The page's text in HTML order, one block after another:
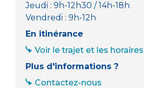
Jeudi : 9h-12h30 / 14h-18h
Vendredi : 9h-12h
En itinérance
Voir le trajet et les horaires
Plus d'informations ?
Contactez-nous